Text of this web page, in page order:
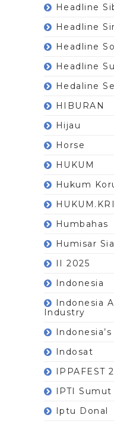
Headline
Headline
Headline
Headline
Hedaline
HIBURAN
Hijau
Horse
HUKUM
Hukum
Humbahas
Humisar
II 2025
Indonesia
Indonesia
Industry
Indonesia’s
Indosat
IPPAFEST
IPTI Sumut
Iptu Donal